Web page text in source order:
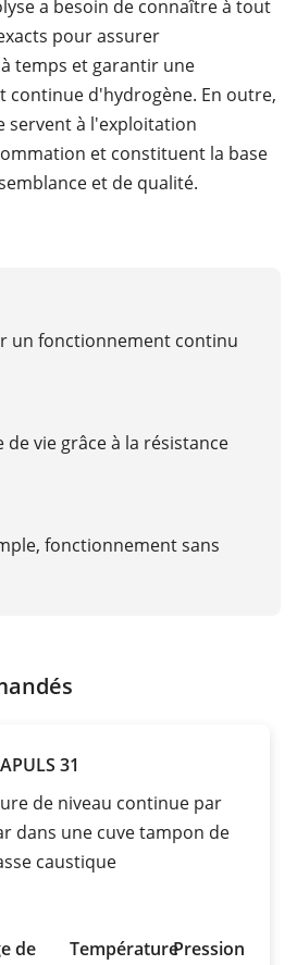
a besoin de connaître à tout
pour assurer
temps et garantir une
continue d'hydrogène. En outre,
servent à l'exploitation
et constituent la base
et de qualité.
un fonctionnement continu
vie grâce à la résistance
fonctionnement sans
31
de niveau continue par
dans une cuve tampon de
caustique
de
TempératurePression